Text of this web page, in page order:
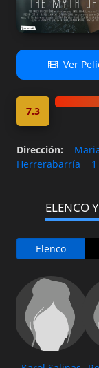
Ver
7.3
Dirección:
Herrerabarría
ELENCO
Elenco